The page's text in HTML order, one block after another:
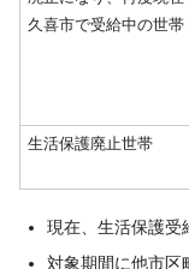
久喜市で受給中の世帯
生活保護廃止世帯
現在、生活保護受
対象期間に他市区